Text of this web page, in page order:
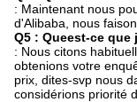
: Maintenant nous
d'Alibaba, nous
Q5 : Queest-ce
: Nous citons
obtenions votre
prix, dites-svp nous
considérions priorité